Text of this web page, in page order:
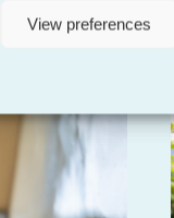
View preferences